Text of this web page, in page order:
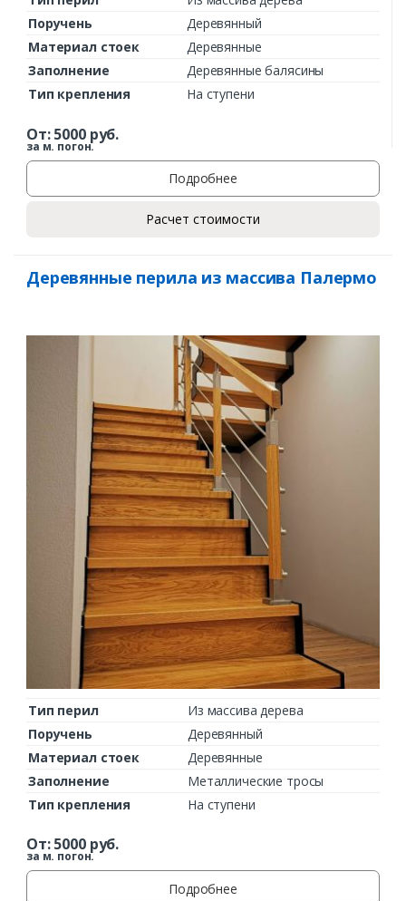
Поручень
Деревянный
Материал стоек
Деревянные
Заполнение
Деревянные балясины
Тип крепления
На ступени
От:5000руб.
за м. погон.
Подробнее
Расчет стоимости
Деревянные перила из массива Палермо
Тип перил
Из массива дерева
Поручень
Деревянный
Материал стоек
Деревянные
Заполнение
Металлические тросы
Тип крепления
На ступени
От:5000руб.
за м. погон.
Подробнее